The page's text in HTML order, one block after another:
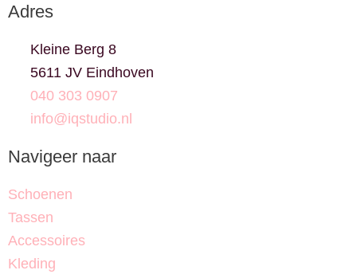
Adres
Kleine Berg 8
5611 JV Eindhoven
040 303 0907
info@iqstudio.nl
Navigeer naar
Schoenen
Tassen
Accessoires
Kleding